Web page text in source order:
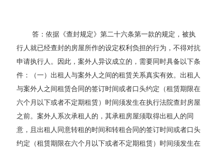
答：依据《查封规定》第二十六条第一款的规定，被执
行人就已经查封的房屋所作的设定权利负担的行为，不得对抗
申请执行人。因此，案外人异议成立的，需要同时具备以下条
件：（一）出租人与案外人之间的租赁关系真实有效。出租人
与案外人之间租赁合同的签订时间或者口头约定（租赁期限在
六个月以下或者不定期租赁）时间须发生在执行法院查封房屋
之前。案外人系次承租人的，其承租房屋须取得出租人的同
意，且出租人同意转租的时间和转租合同的签订时间或者口头
约定（租赁期限在六个月以下或者不定期租赁）时间须发生在